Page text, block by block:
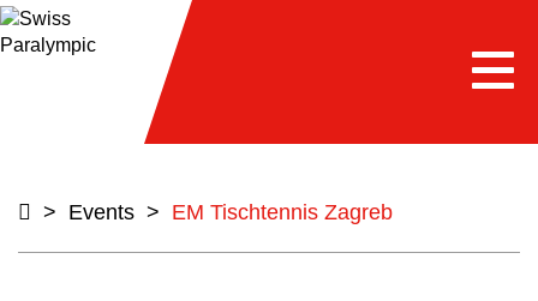
> Events > EM Tischtennis Zagreb